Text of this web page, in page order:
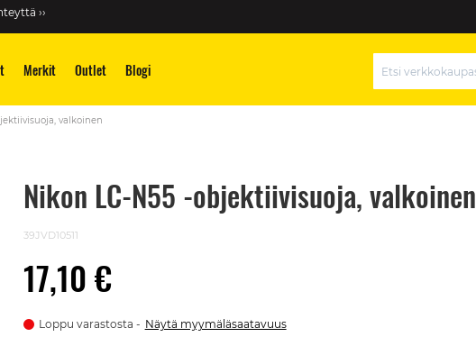
››
Merkit Outlet Blogi
valkoinen
Nikon LC-N55 -objektiivisuoja, valkoinen
39JVD10511
17,10 €
Loppu varastosta Näytä myymäläsaatavuus